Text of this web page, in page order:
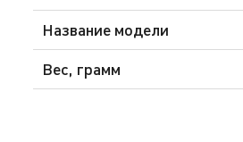
Название модели
Вес, грамм